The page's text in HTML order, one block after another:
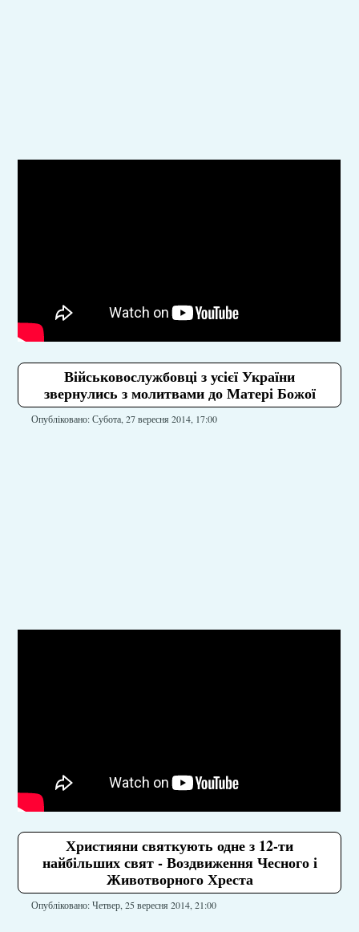
Військовослужбовці з усієї України
звернулись з молитвами до Матері Божої
Опубліковано: Субота, 27 вересня 2014, 17:00
Християни святкують одне з 12-ти
найбільших свят - Воздвиження Чесного і
Животворного Хреста
Опубліковано: Четвер, 25 вересня 2014, 21:00